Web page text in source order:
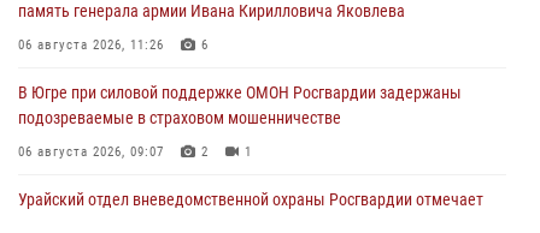
память генерала армии Ивана Кирилловича Яковлева
06 августа 2026, 11:26 6
В Югре при силовой поддержке ОМОН Росгвардии задержаны
подозреваемые в страховом мошенничестве
06 августа 2026, 09:07 2 1
Урайский отдел вневедомственной охраны Росгвардии отмечает